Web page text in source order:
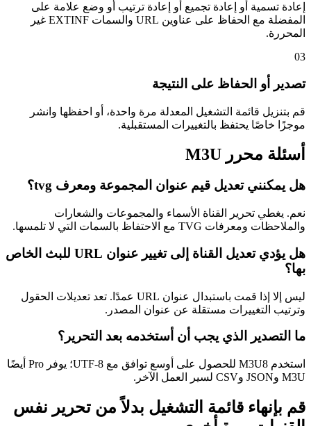
إعادة تسمية أو إعادة تجميع أو إعادة ترتيب أو وضع علامة على
المفضلة مع الحفاظ على عناوين URL والسمات EXTINF غير
المحررة.
03
تصدير أو الحفاظ على النتيجة
قم بتنزيل قائمة التشغيل المعدلة مرة واحدة، أو احفظها وانشر
موجزًا خاصًا يحتفظ بالتغييرات المستقبلية.
أسئلة محرر M3U
هل يمكنني تعديل قيم عنوان المجموعة ومعرف tvg؟
نعم. يغطي تحرير القناة الأسماء والمجموعات والشعارات
والملاحظات ومعرفات TVG مع الاحتفاظ بالسمات التي لا تلمسها.
هل يؤدي تعديل القناة إلى تغيير عنوان URL للبث الخاص
بها؟
ليس إلا إذا قمت باستبدال عنوان URL عمدًا. تعد تعديلات الحقول
وترتيب التغييرات مستقلة عن عنوان المصدر.
ما التصدير الذي يجب أن أستخدمه بعد التحرير؟
استخدم M3U8 للحصول على أوسع توافق مع UTF-8؛ يوفر Pro أيضًا
M3U وJSON وCSV لسير العمل الآخر.
قم بإنهاء قائمة التشغيل بدلاً من تحرير نفس